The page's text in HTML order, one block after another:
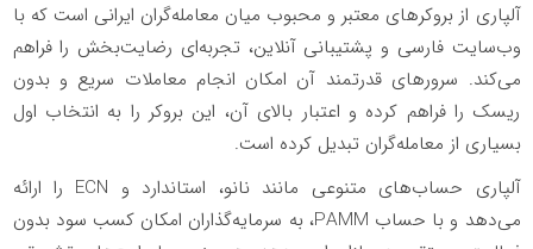
آلپاری از بروکرهای معتبر و محبوب میان معامله‌گران ایرانی است که با
وب‌سایت فارسی و پشتیبانی آنلاین، تجربه‌ای رضایت‌بخش را فراهم
می‌کند. سرورهای قدرتمند آن امکان انجام معاملات سریع و بدون
ریسک را فراهم کرده و اعتبار بالای آن، این بروکر را به انتخاب اول
بسیاری از معامله‌گران تبدیل کرده است.
آلپاری حساب‌های متنوعی مانند نانو، استاندارد و ECN را ارائه
می‌دهد و با حساب PAMM، به سرمایه‌گذاران امکان کسب سود بدون